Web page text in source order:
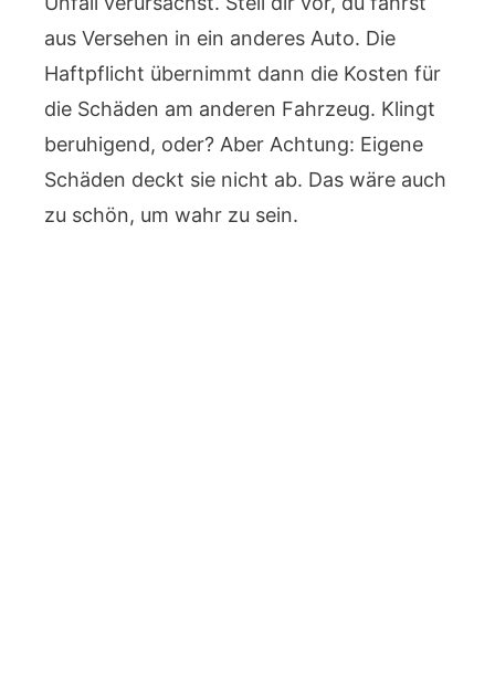
aus Versehen in ein anderes Auto. Die
Haftpflicht übernimmt dann die Kosten für
die Schäden am anderen Fahrzeug. Klingt
beruhigend, oder? Aber Achtung: Eigene
Schäden deckt sie nicht ab. Das wäre auch
zu schön, um wahr zu sein.